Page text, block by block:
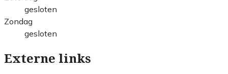
gesloten
Zondag
gesloten
Externe links